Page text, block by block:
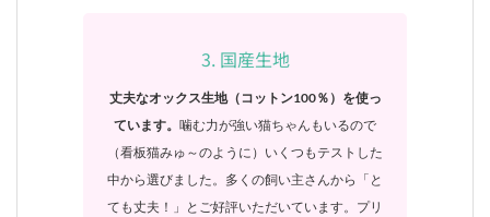
3. 国産生地
丈夫なオックス生地（コットン100％）を使っ
ています。 噛む力が強い猫ちゃんもいるので
（看板猫みゅ～のように）いくつもテストした
中から選びました。多くの飼い主さんから「と
ても丈夫！」とご好評いただいています。プリ